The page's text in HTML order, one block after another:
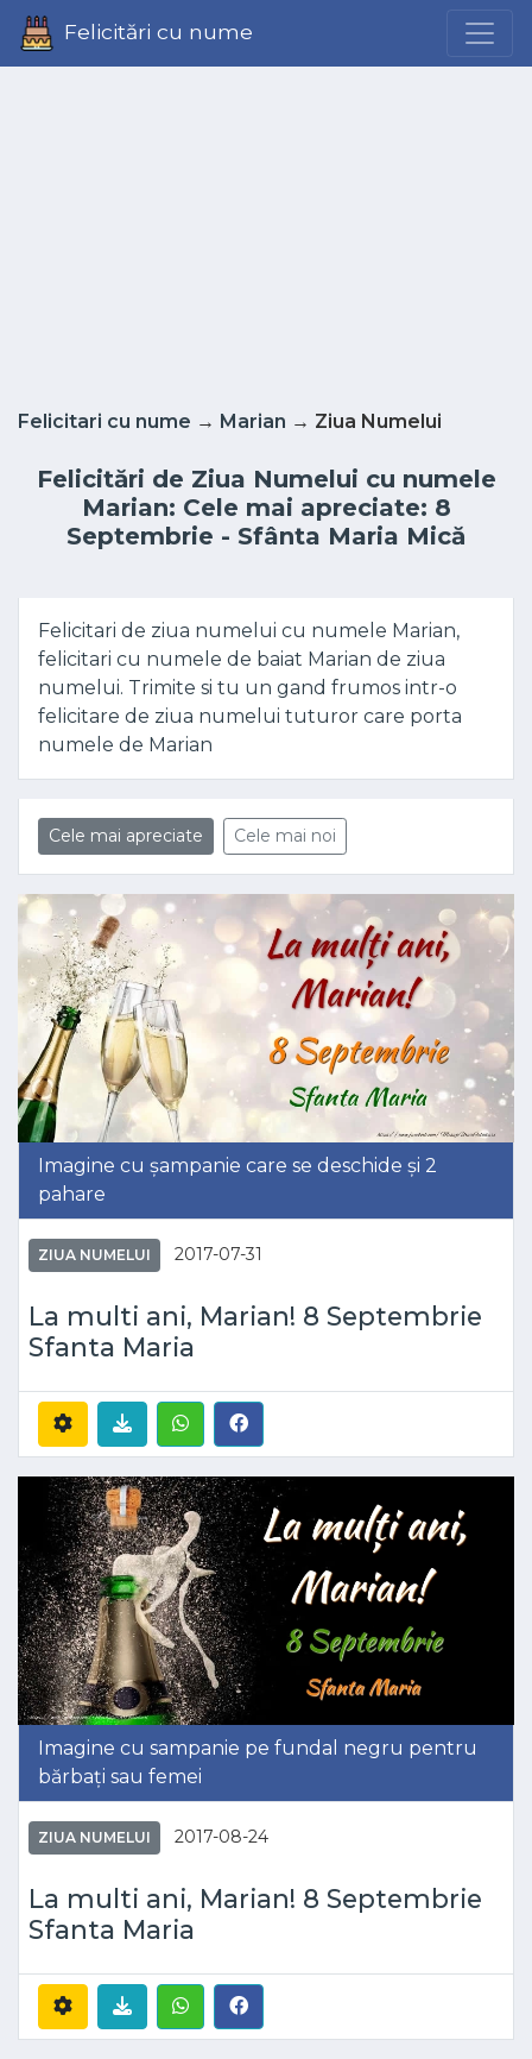
Felicitări cu nume
Felicitari cu nume → Marian → Ziua Numelui
Felicitări de Ziua Numelui cu numele
Marian: Cele mai apreciate: 8
Septembrie - Sfânta Maria Mică
Felicitari de ziua numelui cu numele Marian,
felicitari cu numele de baiat Marian de ziua
numelui. Trimite si tu un gand frumos intr-o
felicitare de ziua numelui tuturor care porta
numele de Marian
Cele mai apreciate Cele mai noi
Imagine cu șampanie care se deschide și 2
pahare
ZIUA NUMELUI 2017-07-31
La multi ani, Marian! 8 Septembrie
Sfanta Maria
Imagine cu sampanie pe fundal negru pentru
bărbați sau femei
ZIUA NUMELUI 2017-08-24
La multi ani, Marian! 8 Septembrie
Sfanta Maria